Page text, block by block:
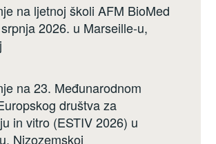
na ljetnoj školi AFM BioMed
2026. u Marseille-u,
na 23. Međunarodnom
društva za
in vitro (ESTIV 2026) u
Nizozemskoj